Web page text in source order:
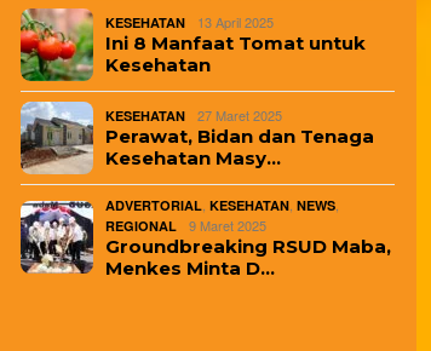
KESEHATAN 13 April 2025
Ini 8 Manfaat Tomat untuk
Kesehatan
KESEHATAN 27 Maret 2025
Perawat, Bidan dan Tenaga
Kesehatan Masy…
ADVERTORIAL,KESEHATAN,NEWS,
REGIONAL 9 Maret 2025
Groundbreaking RSUD Maba,
Menkes Minta D…